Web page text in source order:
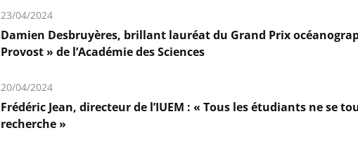
savoir
plus
23/04/2024
Damien Desbruyères, brillant lauréat du Grand Prix
Provost » de l’Académie des Sciences
savoir
plus
20/04/2024
Frédéric Jean, directeur de l’IUEM : « Tous les étudiants ne se
recherche »